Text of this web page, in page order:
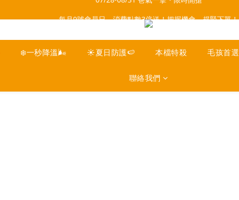
會員下單滿額免運：超取$499，宅配$990
07/28-08/31 爸氣一擊・限時開搶
❄️一秒降溫🌬️ ☀️夏日防護🍉 本檔特殺 毛孩首選
聯絡我們